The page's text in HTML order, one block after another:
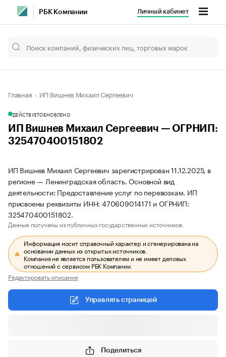
РБК Компании Личный кабинет
Главная ИП Вишнев Михаил Сергеевич
ДЕЙСТВУЕТОБНОВЛЕНО
ИП Вишнев Михаил Сергеевич — ОГРНИП:
325470400151802
ИП Вишнев Михаил Сергеевич зарегистрирован 11.12.2025, в
регионе — Ленинградская область. Основной вид
деятельности: Предоставление услуг по перевозкам. ИП
присвоены реквизиты ИНН: 470609014171 и ОГРНИП:
325470400151802.
Данные получены из публичных государственных источников.
Информация носит справочный характер и сгенерирована на
основании данных из открытых источников.
Компания не является пользователем и не имеет деловых
отношений с сервисом РБК Компании.
Редактировать описание
Управлять страницей
Поделиться